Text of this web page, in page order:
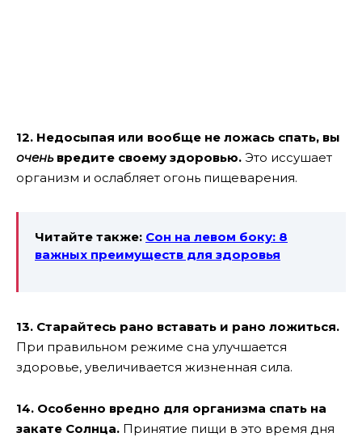
12. Недосыпая или вообще не ложась спать, вы
оченьвредите своему здоровью. Это иссушает
организм и ослабляет огонь пищеварения.
Читайте также: Сон на левом боку: 8
важных преимуществ для здоровья
13. Старайтесь рано вставать и рано ложиться.
При правильном режиме сна улучшается
здоровье, увеличивается жизненная сила.
14. Особенно вредно для организма спать на
закате Солнца. Принятие пищи в это время дня